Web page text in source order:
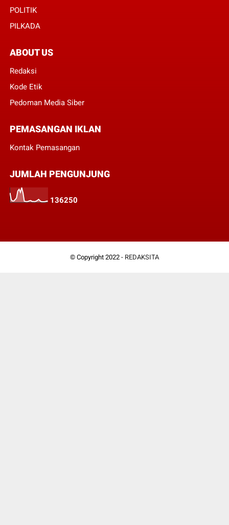
POLITIK
PILKADA
ABOUT US
Redaksi
Kode Etik
Pedoman Media Siber
PEMASANGAN IKLAN
Kontak Pemasangan
JUMLAH PENGUNJUNG
136250
© Copyright 2022 - REDAKSITA